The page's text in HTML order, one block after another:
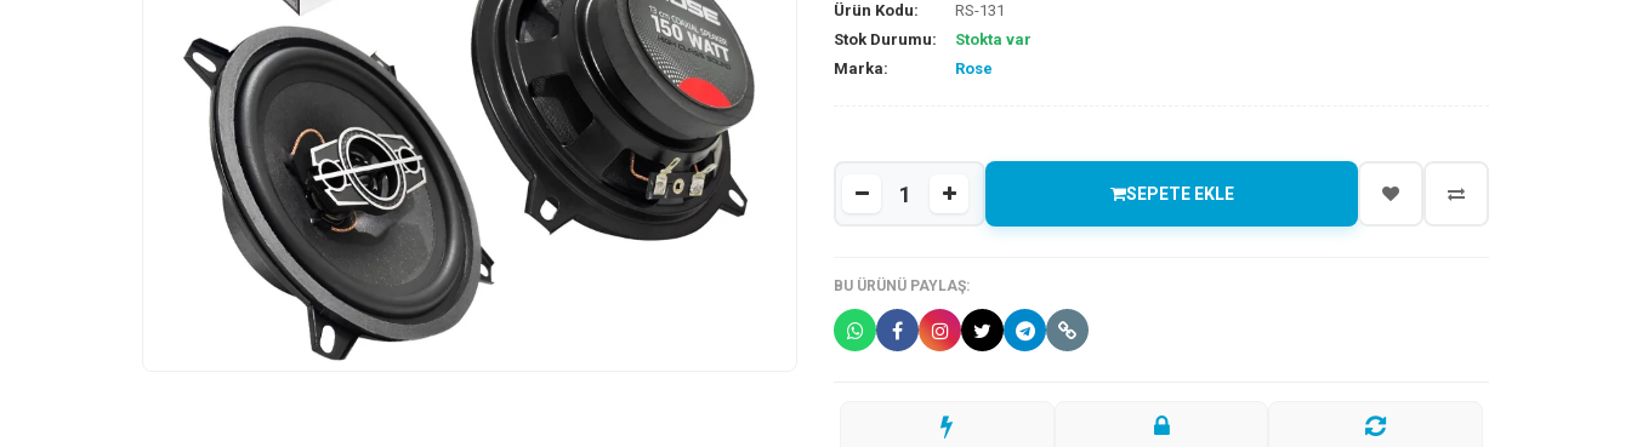
Ürün Kodu:
RS-131
Stok Durumu:
Stokta var
Marka:
Rose
SEPETE EKLE
BU ÜRÜNÜ PAYLAŞ: